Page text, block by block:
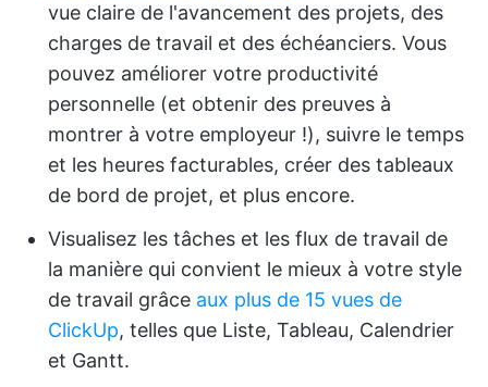
vue claire de l'avancement des projets, des
charges de travail et des échéanciers. Vous
pouvez améliorer votre productivité
personnelle (et obtenir des preuves à
montrer à votre employeur !), suivre le temps
et les heures facturables, créer des tableaux
de bord de projet, et plus encore.
Visualisez les tâches et les flux de travail de
la manière qui convient le mieux à votre style
de travail grâce aux plus de 15 vues de
ClickUp, telles que Liste, Tableau, Calendrier
et Gantt.